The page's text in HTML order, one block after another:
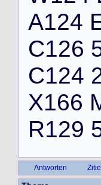
A124
C126
C124
X166
R129
Antworten